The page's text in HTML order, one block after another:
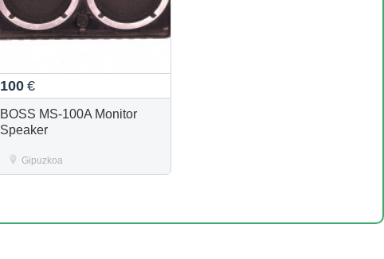
100 €
BOSS MS-100A Monitor
Speaker
Gipuzkoa